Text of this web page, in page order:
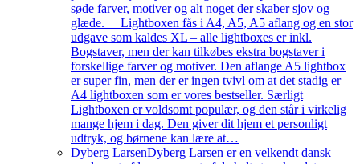
søde farver, motiver og alt noget der skaber sjov og
glæde. Lightboxen fås i A4, A5, A5 aflang og en stor
udgave som kaldes XL – alle lightboxes er inkl.
Bogstaver, men der kan tilkøbes ekstra bogstaver i
forskellige farver og motiver. Den aflange A5 lightbox
er super fin, men der er ingen tvivl om at det stadig er
A4 lightboxen som er vores bestseller. Særligt
Lightboxen er voldsomt populær, og den står i virkelig
mange hjem i dag. Den giver dit hjem et personligt
udtryk, og børnene kan lære at…
Dyberg LarsenDyberg Larsen er en velkendt dansk